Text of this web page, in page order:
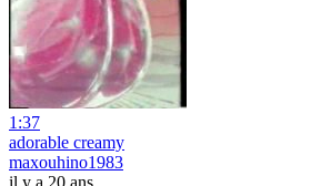
1:37
adorable creamy
maxouhino1983